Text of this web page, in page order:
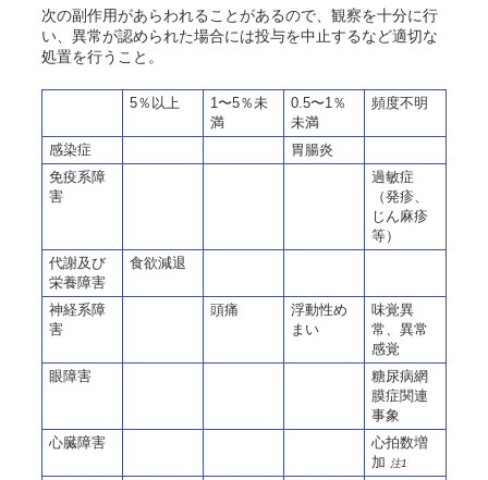
次の副作用があらわれることがあるので、観察を十分に行
い、異常が認められた場合には投与を中止するなど適切な
処置を行うこと。
5％以上
1〜5％未
満
0.5〜1％
未満
頻度不明
感染症
胃腸炎
免疫系障
害
過敏症
（発疹、
じん麻疹
等）
代謝及び
栄養障害
食欲減退
神経系障
害
頭痛
浮動性め
まい
味覚異
常、異常
感覚
眼障害
糖尿病網
膜症関連
事象
心臓障害
心拍数増
加 注1